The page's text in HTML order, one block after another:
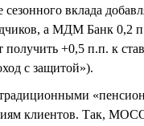
вклада
а МДМ Банк 0,2
+0,5 п.п. к
с защитой»).
клиентов. Так,